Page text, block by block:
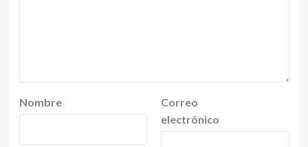
Nombre
Correo
electrónico